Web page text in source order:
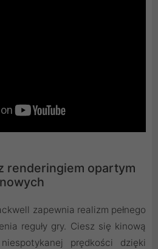
renderingiem opartym
zapewnia realizm pełnego
reguły gry. Ciesz się kinową
prędkości dzięki